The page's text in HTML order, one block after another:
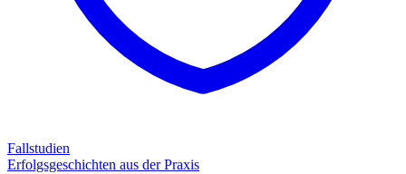
Fallstudien
Erfolgsgeschichten aus der Praxis